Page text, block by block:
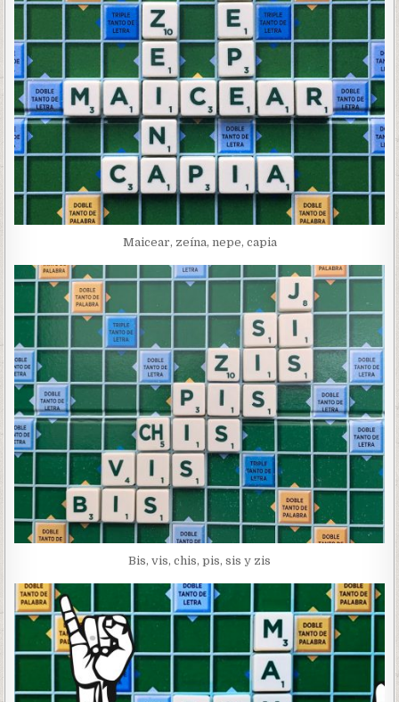
Maicear, zeína, nepe, capia
Bis, vis, chis, pis, sis y zis